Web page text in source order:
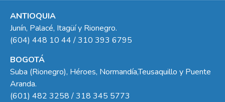
ANTIOQUIA
Junín, Palacé, Itagüí y Rionegro.
(604) 448 10 44 / 310 393 6795
BOGOTÁ
Suba (Rionegro), Héroes, Normandía,Teusaquillo y Puente
Aranda.
(601) 482 3258 / 318 345 5773